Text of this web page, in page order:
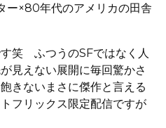
ー×80年代のアメリカの田舎
笑 ふつうのSFではなく人
見えない展開に毎回驚かさ
きないまさに傑作と言える
フリックス限定配信ですが